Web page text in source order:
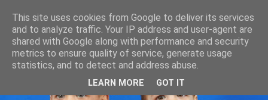
This site uses cookies from Google to deliver its services
and to analyze traffic. Your IP address and user-agent are
shared with Google along with performance and security
metrics to ensure quality of service, generate usage
statistics, and to detect and address abuse.
LEARN MORE GOT IT